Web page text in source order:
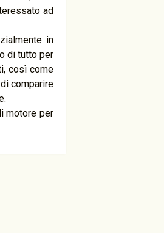
ad
in
di tutto per
così come
comparire
motore per